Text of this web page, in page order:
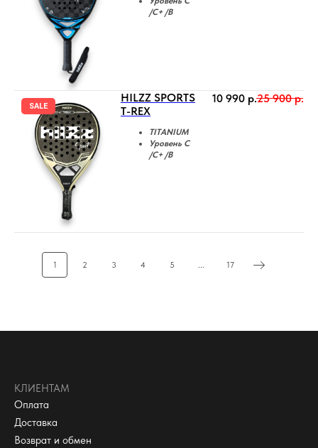
/C+ /B
SALE
HILZZ SPORTS
T-REX
TITANIUM
Уровень C
/C+ /B
10 990 р.25 900 р.
1 2 3 4 5 ... 17
КЛИЕНТАМ
Оплата
Доставка
Возврат и обмен